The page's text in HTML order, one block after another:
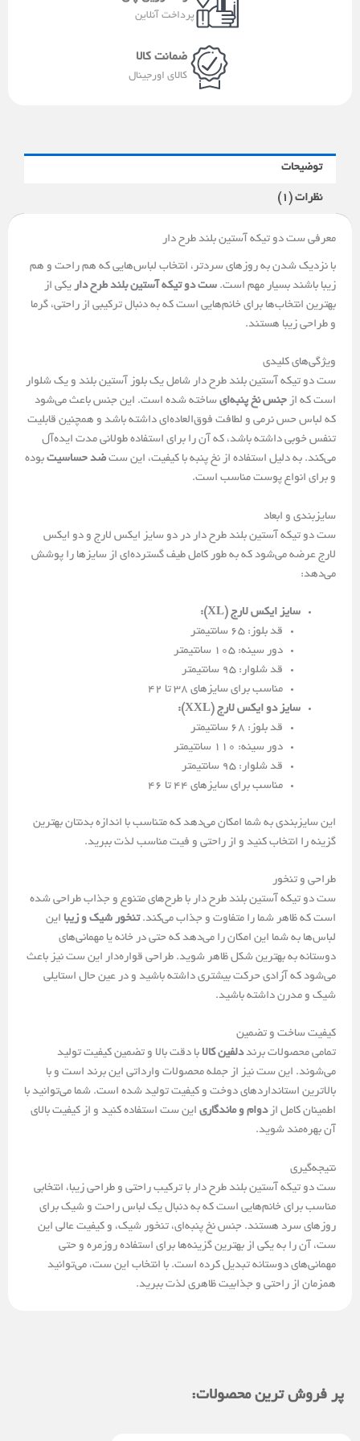
پرداخت آنلاین
ضمانت کالا
کالای اورجینال
توضیحات
نظرات (1)
معرفی ست دو تیکه آستین بلند طرح دار
با نزدیک شدن به روزهای سردتر، انتخاب لباس‌هایی که هم راحت و هم
زیبا باشند بسیار مهم است. ست دو تیکه آستین بلند طرح دار یکی از
بهترین انتخاب‌ها برای خانم‌هایی است که به دنبال ترکیبی از راحتی، گرما
و طراحی زیبا هستند.
ویژگی‌های کلیدی
ست دو تیکه آستین بلند طرح دار شامل یک بلوز آستین بلند و یک شلوار
است که از جنس نخ پنبه‌ای ساخته شده است. این جنس باعث می‌شود
که لباس حس نرمی و لطافت فوق‌العاده‌ای داشته باشد و همچنین قابلیت
تنفس خوبی داشته باشد، که آن را برای استفاده طولانی مدت ایده‌آل
می‌کند. به دلیل استفاده از نخ پنبه با کیفیت، این ست ضد حساسیت بوده
و برای انواع پوست مناسب است.
سایزبندی و ابعاد
ست دو تیکه آستین بلند طرح دار در دو سایز ایکس لارج و دو ایکس
لارج عرضه می‌شود که به طور کامل طیف گسترده‌ای از سایزها را پوشش
می‌دهد:
سایز ایکس لارج (XL):
قد بلوز: 65 سانتیمتر
دور سینه: 105 سانتیمتر
قد شلوار: 95 سانتیمتر
مناسب برای سایزهای 38 تا 42
سایز دو ایکس لارج (XXL):
قد بلوز: 68 سانتیمتر
دور سینه: 110 سانتیمتر
قد شلوار: 95 سانتیمتر
مناسب برای سایزهای 44 تا 46
این سایزبندی به شما امکان می‌دهد که متناسب با اندازه بدنتان بهترین
گزینه را انتخاب کنید و از راحتی و فیت مناسب لذت ببرید.
طراحی و تنخور
ست دو تیکه آستین بلند طرح دار با طرح‌های متنوع و جذاب طراحی شده
است که ظاهر شما را متفاوت و جذاب می‌کند.تنخور شیک و زیبا این
لباس‌ها به شما این امکان را می‌دهد که حتی در خانه یا مهمانی‌های
دوستانه به بهترین شکل ظاهر شوید. طراحی قواره‌دار این ست نیز باعث
می‌شود که آزادی حرکت بیشتری داشته باشید و در عین حال استایلی
شیک و مدرن داشته باشید.
کیفیت ساخت و تضمین
تمامی محصولات برنددلفین کالا با دقت بالا و تضمین کیفیت تولید
می‌شوند. این ست نیز از جمله محصولات وارداتی این برند است و با
بالاترین استانداردهای دوخت و کیفیت تولید شده است. شما می‌توانید با
اطمینان کامل ازدوام و ماندگاری این ست استفاده کنید و از کیفیت بالای
آن بهره‌مند شوید.
نتیجه‌گیری
ست دو تیکه آستین بلند طرح دار با ترکیب راحتی و طراحی زیبا، انتخابی
مناسب برای خانم‌هایی است که به دنبال یک لباس راحت و شیک برای
روزهای سرد هستند. جنس نخ پنبه‌ای، تنخور شیک، و کیفیت عالی این
ست، آن را به یکی از بهترین گزینه‌ها برای استفاده روزمره و حتی
مهمانی‌های دوستانه تبدیل کرده است. با انتخاب این ست، می‌توانید
همزمان از راحتی و جذابیت ظاهری لذت ببرید.
پر فروش ترین محصولات: